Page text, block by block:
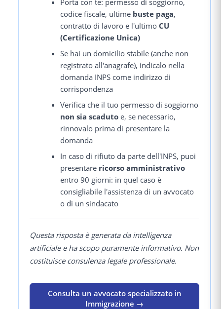
codice fiscale, ultime buste paga,
contratto di lavoro e l'ultimo CU
(Certificazione Unica)
Se hai un domicilio stabile (anche non
registrato all'anagrafe), indicalo nella
domanda INPS come indirizzo di
corrispondenza
Verifica che il tuo permesso di soggiorno
non sia scaduto e, se necessario,
rinnovalo prima di presentare la
domanda
In caso di rifiuto da parte dell'INPS, puoi
presentare ricorso amministrativo
entro 90 giorni: in quel caso è
consigliabile l'assistenza di un avvocato
o di un sindacato
Questa risposta è generata da intelligenza
artificiale e ha scopo puramente informativo. Non
costituisce consulenza legale professionale.
Consulta un avvocato specializzato in
Immigrazione →